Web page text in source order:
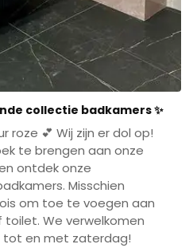
collectie badkamers ✨
roze 💕 Wij zijn er dol op!
te brengen aan onze
ontdek onze
Misschien
om toe te voegen aan
We verwelkomen
tot en met zaterdag!